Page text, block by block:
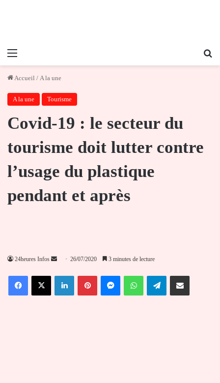
Menu
Accueil / A la une
A la une Tourisme
Covid-19 : le secteur du
tourisme doit lutter contre
l’usage du plastique
pendant et après
24heures Infos
Envoyer
courriel
26/07/2020 3 minutes de lecture
FacebookX LinkedinPinterestMessengerWhatsAppTelegramPartager par email